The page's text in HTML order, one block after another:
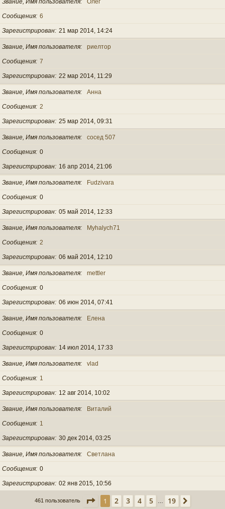
Сообщения 6
Зарегистрирован 21 мар 2014, 14:24
Звание, Имя пользователя риелтор
Сообщения 7
Зарегистрирован 22 мар 2014, 11:29
Звание, Имя пользователя Анна
Сообщения 2
Зарегистрирован 25 мар 2014, 09:31
Звание, Имя пользователя сосед 507
Сообщения 0
Зарегистрирован 16 апр 2014, 21:06
Звание, Имя пользователя Fudzivara
Сообщения 0
Зарегистрирован 05 май 2014, 12:33
Звание, Имя пользователя Myhalych71
Сообщения 2
Зарегистрирован 06 май 2014, 12:10
Звание, Имя пользователя mettler
Сообщения 0
Зарегистрирован 06 июн 2014, 07:41
Звание, Имя пользователя Елена
Сообщения 0
Зарегистрирован 14 июл 2014, 17:33
Звание, Имя пользователя vlad
Сообщения 1
Зарегистрирован 12 авг 2014, 10:02
Звание, Имя пользователя Виталий
Сообщения 1
Зарегистрирован 30 дек 2014, 03:25
Звание, Имя пользователя Светлана
Сообщения 0
Зарегистрирован 02 янв 2015, 10:56
461 пользователь Страница из 19
1 2 3 4 5 19